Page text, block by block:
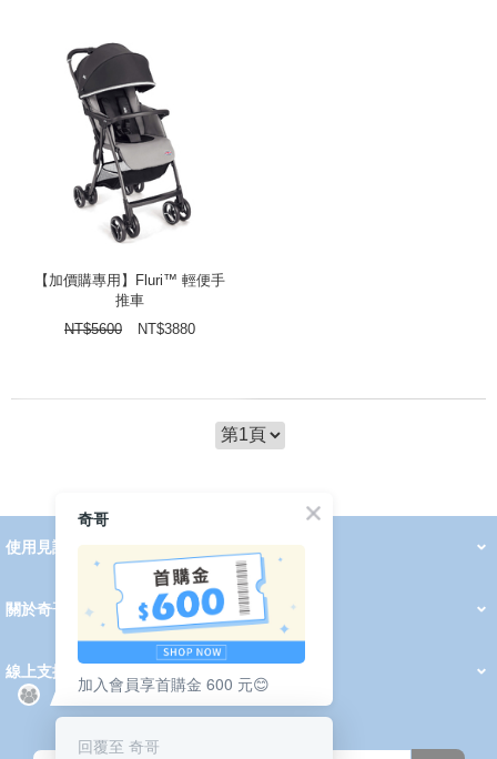
【加價購專用】Fluri™ 輕便手
推車
NT$5600 NT$3880
使用見證 線上DM
2026 PADDINGTON 春夏服飾
2026 Peter Rabbit 春夏服飾
2026 CHIC BASICS春夏服飾
2026 Chic“a”Bon 派對禮服系列
2026 Chic“a”Bon 春夏服飾
媽咪購物指南
關於奇哥
奇哥的故事
育兒資訊站
會員中心
會員權益說明
我的帳戶
訂單查詢
紅利點數
修改會員資料
活動報名
線上支援
購買說明
常見問題
隱私權聲明
保固卡登錄
保固查詢
奇哥
加入會員享首購金 600 元😊
回覆至 奇哥